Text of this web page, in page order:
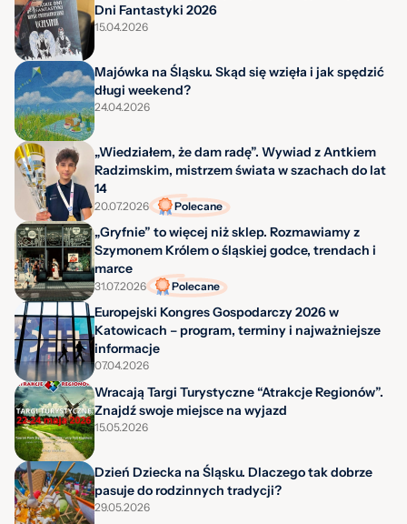
Dni Fantastyki 2026
15.04.2026
Majówka na Śląsku. Skąd się wzięła i jak spędzić
długi weekend?
24.04.2026
„Wiedziałem, że dam radę”. Wywiad z Antkiem
Radzimskim, mistrzem świata w szachach do lat
14
20.07.2026 Polecane
„Gryfnie” to więcej niż sklep. Rozmawiamy z
Szymonem Królem o śląskiej godce, trendach i
marce
31.07.2026 Polecane
Europejski Kongres Gospodarczy 2026 w
Katowicach – program, terminy i najważniejsze
informacje
07.04.2026
Wracają Targi Turystyczne “Atrakcje Regionów”.
Znajdź swoje miejsce na wyjazd
15.05.2026
Dzień Dziecka na Śląsku. Dlaczego tak dobrze
pasuje do rodzinnych tradycji?
29.05.2026